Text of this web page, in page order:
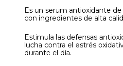
Es un serum antioxidante
con ingredientes de alta
Estimula las defensas
lucha contra el estrés
durante el día.